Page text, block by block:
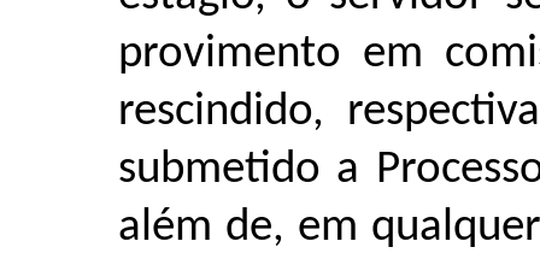
provimento em
rescindido,
submetido a
além de, em